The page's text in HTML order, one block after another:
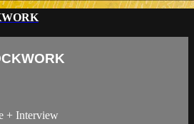
+ Interview